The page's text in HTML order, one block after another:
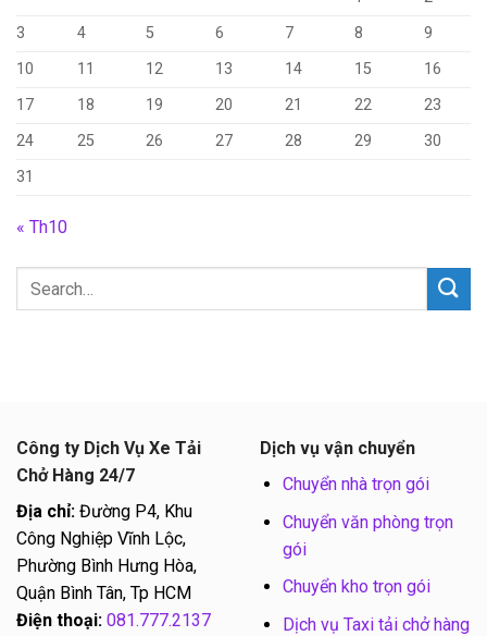
3
4 5 6 7 8
9
10
11 12 13 14 15
16
17
18 19 20 21 22
23
24
25 26 27 28 29
30
31
« Th10
Công ty Dịch Vụ Xe Tải
Chở Hàng 24/7
Địa chỉ: Đường P4, Khu
Công Nghiệp Vĩnh Lộc,
Phường Bình Hưng Hòa,
Quận Bình Tân, Tp HCM
Điện thoại: 081.777.2137
Dịch vụ vận chuyển
Chuyển nhà trọn gói
Chuyển văn phòng trọn
gói
Chuyển kho trọn gói
Dịch vụ Taxi tải chở hàng